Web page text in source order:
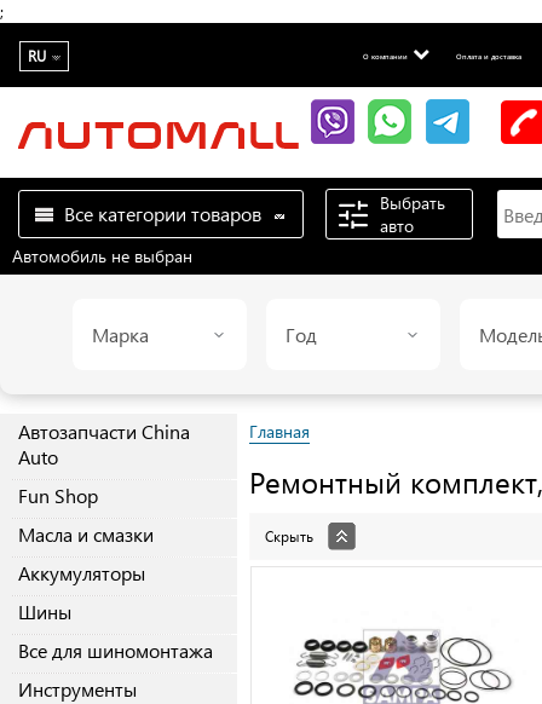
;
RU О компании Оплата и доставка
Все категории товаров
Выбрать
авто
Автомобиль не выбран
Марка Год
Автозапчасти China
Auto
Fun Shop
Масла и смазки
Аккумуляторы
Шины
Все для шиномонтажа
Инструменты
Главная
Ремонтный
Скрыть